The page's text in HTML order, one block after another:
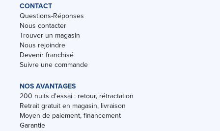
CONTACT
Questions-Réponses
Nous contacter
Trouver un magasin
Nous rejoindre
Devenir franchisé
Suivre une commande
NOS AVANTAGES
200 nuits d'essai : retour, rétractation
Retrait gratuit en magasin, livraison
Moyen de paiement, financement
Garantie